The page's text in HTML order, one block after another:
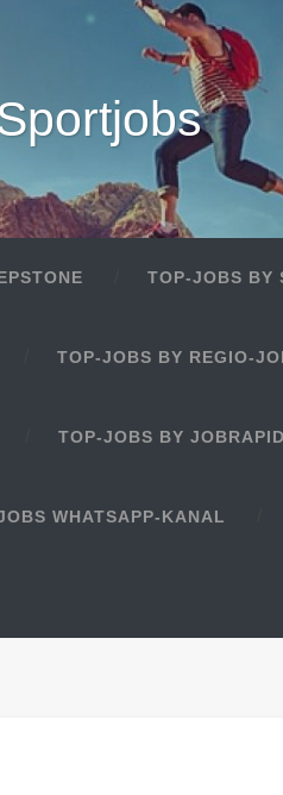
TOP-JOBS BY
TOP-JOBS BY REGIO-
TOP-JOBS BY
WHATSAPP-KANAL